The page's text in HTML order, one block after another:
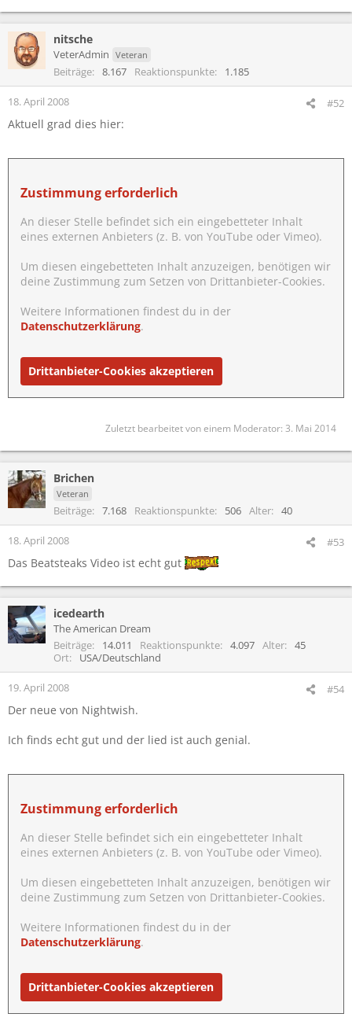
nitsche
VeterAdmin Veteran
Beiträge 8.167 Reaktionspunkte 1.185
18. April 2008 #52
Aktuell grad dies hier:
Zustimmung erforderlich
An dieser Stelle befindet sich ein eingebetteter Inhalt
eines externen Anbieters (z. B. von YouTube oder Vimeo).
Um diesen eingebetteten Inhalt anzuzeigen, benötigen wir
deine Zustimmung zum Setzen von Drittanbieter-Cookies.
Weitere Informationen findest du in der
Datenschutzerklärung.
Drittanbieter-Cookies akzeptieren
Zuletzt bearbeitet von einem Moderator: 3. Mai 2014
Brichen
Veteran
Beiträge 7.168 Reaktionspunkte 506 Alter 40
18. April 2008 #53
Das Beatsteaks Video ist echt gut
icedearth
The American Dream
Beiträge
14.011 Reaktionspunkte 4.097 Alter
45
Ort
USA/Deutschland
19. April 2008 #54
Der neue von Nightwish.
Ich finds echt gut und der lied ist auch genial.
Zustimmung erforderlich
An dieser Stelle befindet sich ein eingebetteter Inhalt
eines externen Anbieters (z. B. von YouTube oder Vimeo).
Um diesen eingebetteten Inhalt anzuzeigen, benötigen wir
deine Zustimmung zum Setzen von Drittanbieter-Cookies.
Weitere Informationen findest du in der
Datenschutzerklärung.
Drittanbieter-Cookies akzeptieren